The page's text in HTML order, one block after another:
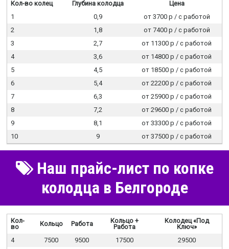
Кол-во колец Глубина колодца
Цена
1
0,9
от 3700 р / c работой
2
1,8
от 7400 р / c работой
3
2,7
от 11300 р / c работой
4
3,6
от 14800 р / c работой
5
4,5
от 18500 р / c работой
6
5,4
от 22200 р / c работой
7
6,3
от 25900 р / c работой
8
7,2
от 29600 р / c работой
9
8,1
от 33300 р / c работой
10
9 от 37500 р / c работой
Наш прайс-лист по копке
колодца в Белгороде
Кол-
во
Кольцо Работа
Кольцо +
Работа
Колодец «Под
Ключ»
4
7500 9500 17500
29500